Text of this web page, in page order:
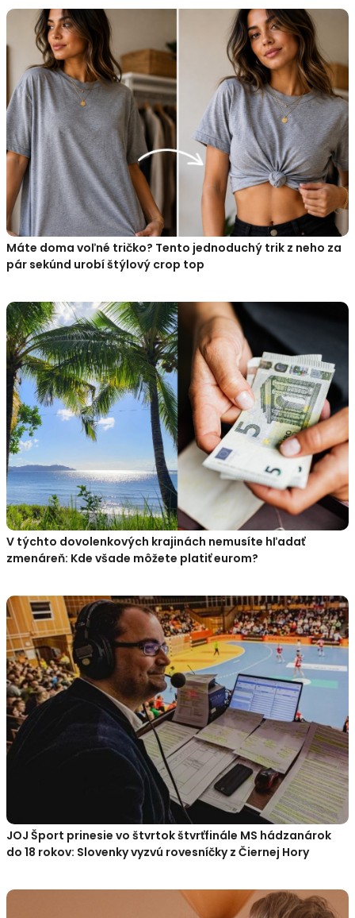
Máte doma voľné tričko? Tento jednoduchý trik z neho za
pár sekúnd urobí štýlový crop top
V týchto dovolenkových krajinách nemusíte hľadať
zmenáreň: Kde všade môžete platiť eurom?
JOJ Šport prinesie vo štvrtok štvrťfinále MS hádzanárok
do 18 rokov: Slovenky vyzvú rovesníčky z Čiernej Hory